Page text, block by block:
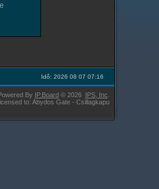
Idő: 2026 08 07 07:16
By IP.Board © 2026 IPS, Inc.
to: Abydos Gate - Csillagkapu